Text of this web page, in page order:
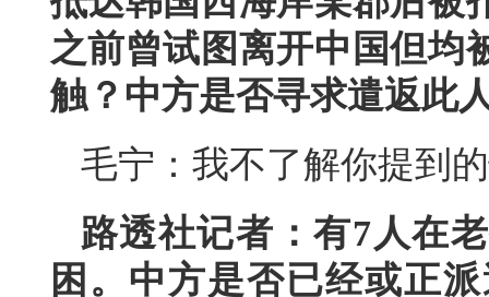
之前曾试图离开中国但均
触？中方是否寻求遣返此
毛宁：我不了解你提到
路透社记者：有7人在
困。中方是否已经或正